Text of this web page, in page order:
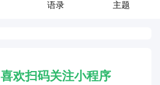
语录 主题
喜欢扫码关注小程序